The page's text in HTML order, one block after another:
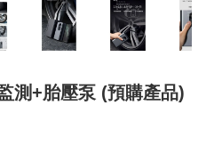
測+胎壓泵 (預購產品)